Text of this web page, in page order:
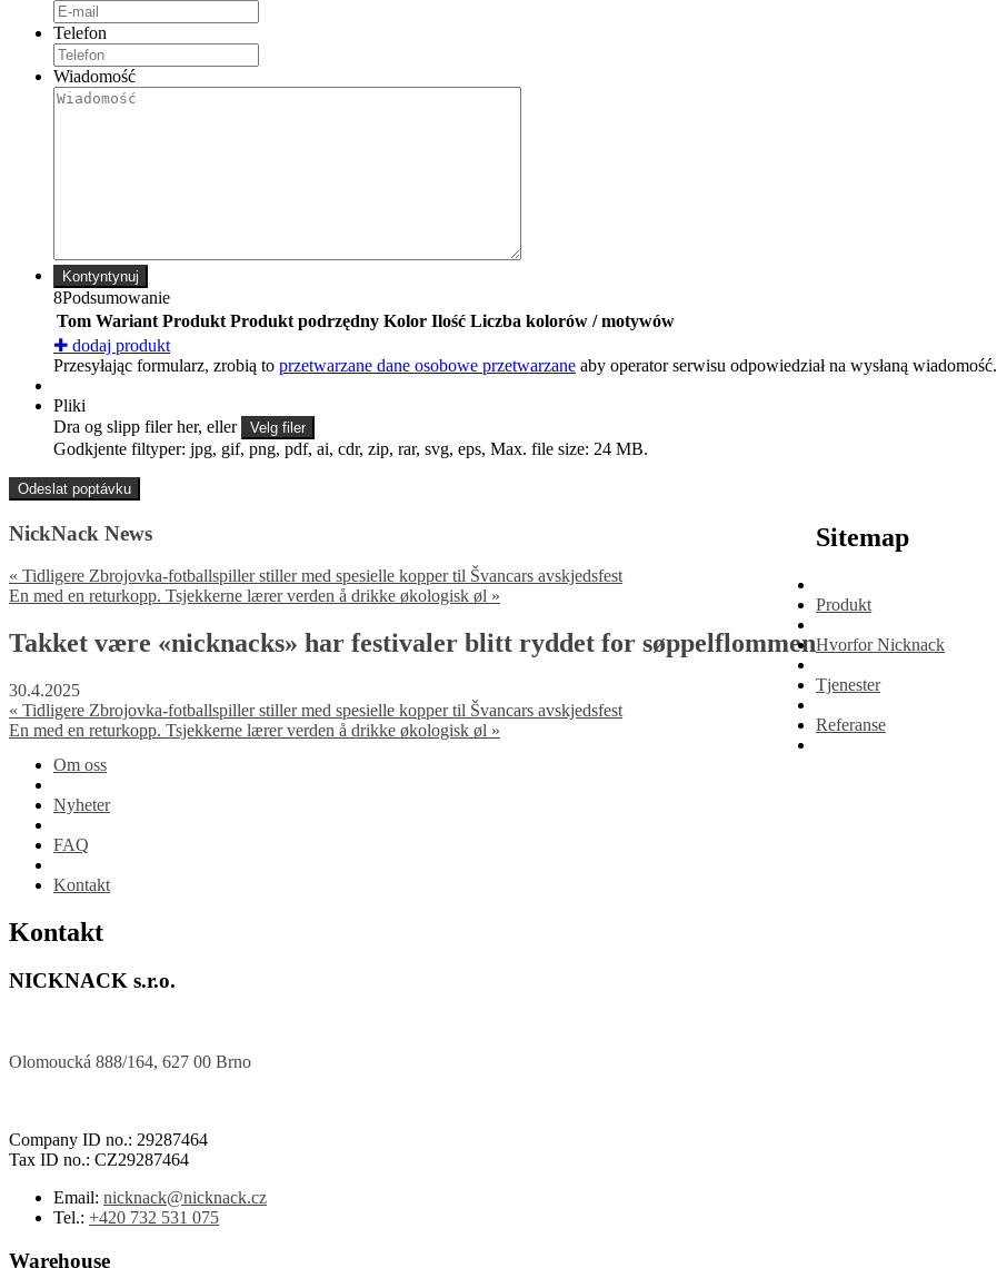
Telefon
Wiadomość
Kontyntynuj
8Podsumowanie
Tom Wariant Produkt Produkt podrzędny Kolor Ilość Liczba kolorów / motywów
✚ dodaj produkt
Przesyłając formularz, zrobią to przetwarzane dane osobowe przetwarzane aby operator serwisu odpowiedział na wysłaną wiadomość.
Pliki
Dra og slipp filer her, eller
Velg filer
Godkjente filtyper: jpg, gif, png, pdf, ai, cdr, zip, rar, svg, eps, Max. file size: 24 MB.
NickNack News
« Tidligere Zbrojovka-fotballspiller stiller med spesielle kopper til Švancars avskjedsfest
En med en returkopp. Tsjekkerne lærer verden å drikke økologisk øl »
Takket være «nicknacks» har festivaler blitt ryddet for søppelflommen
30.4.2025
« Tidligere Zbrojovka-fotballspiller stiller med spesielle kopper til Švancars avskjedsfest
En med en returkopp. Tsjekkerne lærer verden å drikke økologisk øl »
Sitemap
Produkt
Hvorfor Nicknack
Tjenester
Referanse
Om oss
Nyheter
FAQ
Kontakt
Kontakt
NICKNACK s.r.o.
Olomoucká 888/164, 627 00 Brno
Company ID no.: 29287464
Tax ID no.: CZ29287464
Email: nicknack@nicknack.cz
Tel.: +420 732 531 075
Warehouse